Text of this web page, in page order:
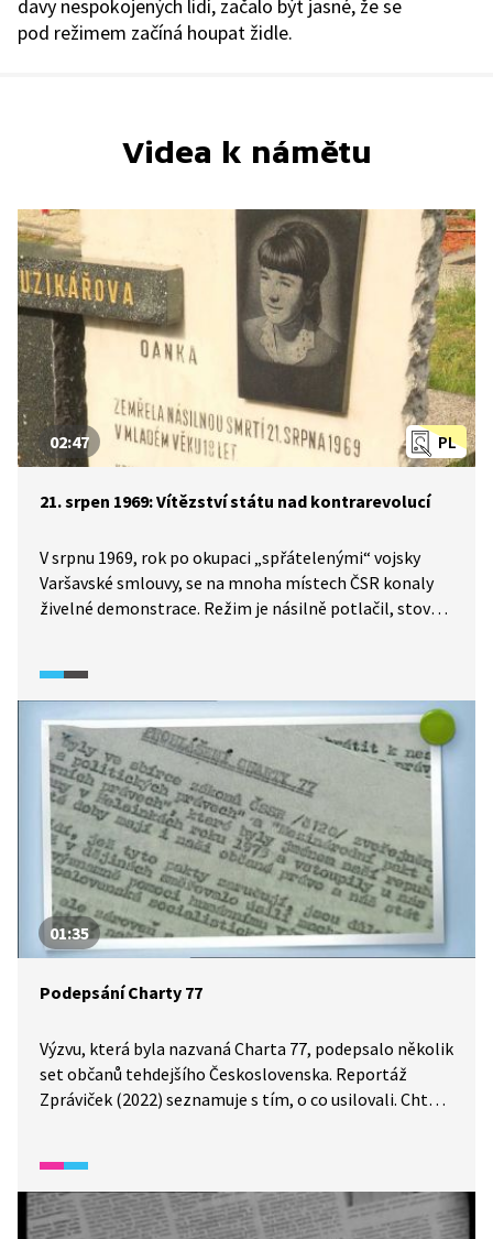
davy nespokojených lidí, začalo být jasné, že se
pod režimem začíná houpat židle.
Videa k námětu
PL
02:47
21. srpen 1969: Vítězství státu nad kontrarevolucí
V srpnu 1969, rok po okupaci „spřátelenými“ vojsky
Varšavské smlouvy, se na mnoha místech ČSR konaly
živelné demonstrace. Režim je násilně potlačil, stovky
bezpečností a jednotkami Lidových milicí nebyly nikdy
řádně vyšetřeny.
01:35
Podepsání Charty 77
Výzvu, která byla nazvaná Charta 77, podepsalo několik
set občanů tehdejšího Československa. Reportáž
Zpráviček (2022) seznamuje s tím, o co usilovali. Chtěli
komunisté schválili. V roce 1976 zavřeli několik
muzikantů jen proto, že v písničkách zpívali neslušná
slova. Komunisté zakázali otištění Charty